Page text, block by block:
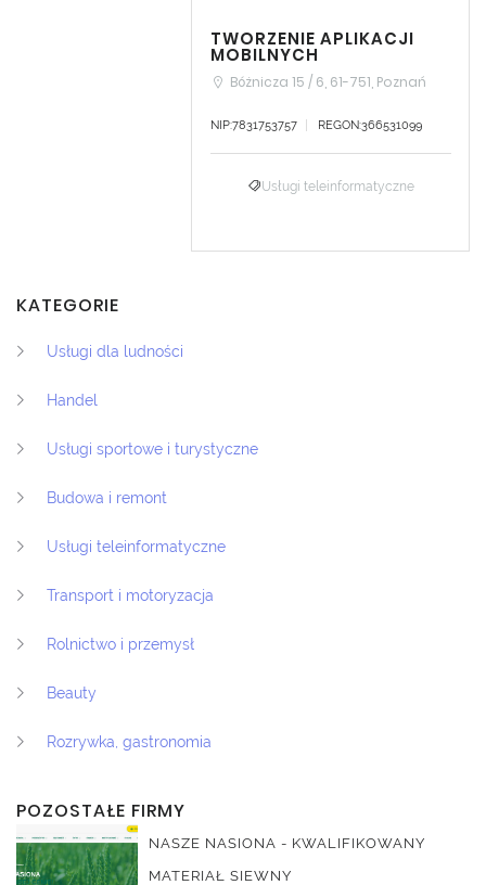
TWORZENIE APLIKACJI
MOBILNYCH
Bóżnicza 15 / 6, 61-751, Poznań
NIP:7831753757 REGON:366531099
Usługi teleinformatyczne
KATEGORIE
Usługi dla ludności
Handel
Usługi sportowe i turystyczne
Budowa i remont
Usługi teleinformatyczne
Transport i motoryzacja
Rolnictwo i przemysł
Beauty
Rozrywka, gastronomia
POZOSTAŁE FIRMY
NASZE NASIONA - KWALIFIKOWANY
MATERIAŁ SIEWNY